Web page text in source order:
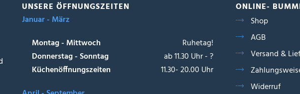
UNSERE ÖFFNUNGSZEITEN
Januar - März
Montag - Mittwoch
Ruhetag!
Donnerstag - Sonntag
ab 11.30 Uhr - ?
Küchenöffnungszeiten
11.30- 20.00 Uhr
ONLINE-
Shop
AGB
Versand &
Widerruf